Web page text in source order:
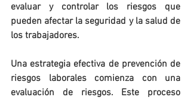
evaluar y controlar los riesgos que
pueden afectar la seguridad y la salud de
los trabajadores.
Una estrategia efectiva de prevención de
riesgos laborales comienza con una
evaluación de riesgos. Este proceso